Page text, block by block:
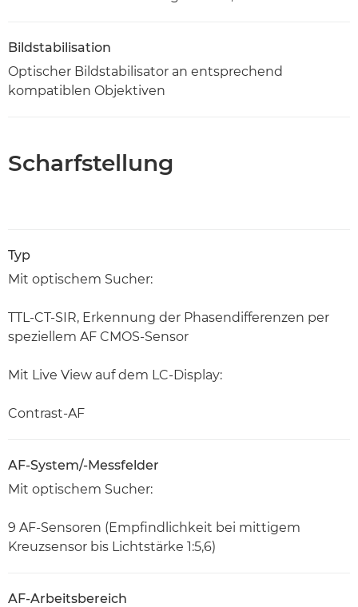
Bildstabilisation
Optischer Bildstabilisator an entsprechend
kompatiblen Objektiven
Scharfstellung
Typ
Mit optischem Sucher:
TTL-CT-SIR, Erkennung der Phasendifferenzen per
speziellem AF CMOS-Sensor
Mit Live View auf dem LC-Display:
Contrast-AF
AF-System/-Messfelder
Mit optischem Sucher:
9 AF-Sensoren (Empfindlichkeit bei mittigem
Kreuzsensor bis Lichtstärke 1:5,6)
AF-Arbeitsbereich